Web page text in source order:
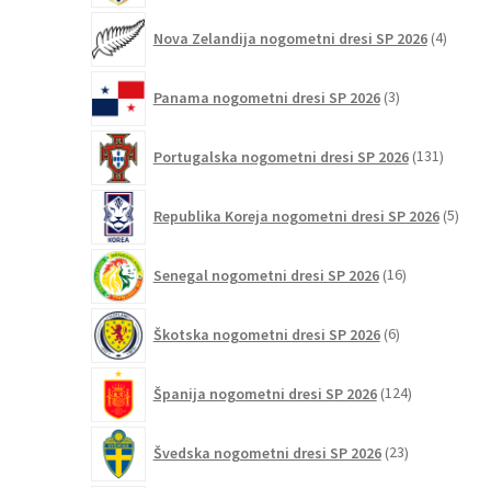
Nova Zelandija nogometni dresi SP 2026 4izdelki
Panama nogometni dresi SP 2026 3izdelki
Portugalska nogometni dresi SP 2026 131
Republika Koreja nogometni dresi SP 2026 5
Senegal nogometni dresi SP 2026 16izdelkov
Škotska nogometni dresi SP 2026 6izdelkov
Španija nogometni dresi SP 2026 124izdelkov
Švedska nogometni dresi SP 2026 23izdelkov